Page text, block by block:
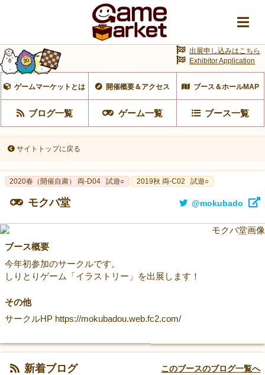
ゲームマーケットとは 開催概要＆アクセス ブース＆ホールMAP
ブログ一覧 ゲーム一覧 ブース一覧
出展申し込みはこちら
Exhibitor Application
サイトトップに戻る
2020春（開催自粛） 両-D04 試遊○ 2019秋 両-C02 試遊○
モクバ堂 @mokubado
ブース概要
今年初参加のサークルです。
しりとりゲーム「イラストリー」を出展します！
その他
サークルHP https://mokubadou.web.fc2.com/
新着ブログ このブースのブログ一覧へ